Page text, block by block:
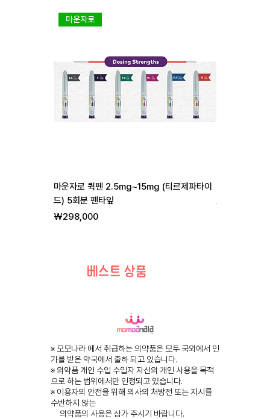
마운자로
마운자로 퀵펜 2.5mg~15mg (티르제파타이
드) 5회분 펜타잎
가격
₩298,000
일반가
₩255,000
베스트 상품
※ 모모나라 에서 취급하는 의약품은 모두 국외에서 인
가를 받은 약국에서 출하 되고 있습니다.
※ 의약품 개인 수입 수입자 자신의 개인 사용을 목적
으로 하는 범위에서만 인정되고 있습니다.
※ 이용자의 안전을 위해 의사의 처방전 또는 지시를
수반하지 않는
의약품의 사용은 삼가 주시기 바랍니다.